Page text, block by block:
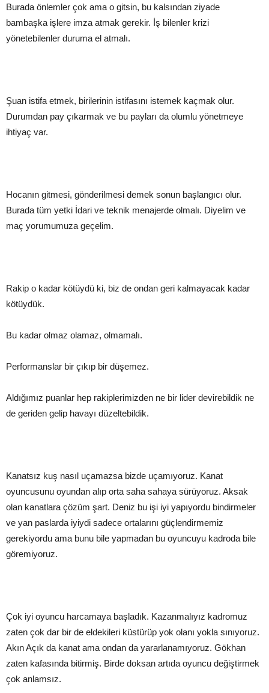
Burada önlemler çok ama o gitsin, bu kalsından ziyade
bambaşka işlere imza atmak gerekir. İş bilenler krizi
yönetebilenler duruma el atmalı.
Şuan istifa etmek, birilerinin istifasını istemek kaçmak olur.
Durumdan pay çıkarmak ve bu payları da olumlu yönetmeye
ihtiyaç var.
Hocanın gitmesi, gönderilmesi demek sonun başlangıcı olur.
Burada tüm yetki İdari ve teknik menajerde olmalı. Diyelim ve
maç yorumumuza geçelim.
Rakip o kadar kötüydü ki, biz de ondan geri kalmayacak kadar
kötüydük.
Bu kadar olmaz olamaz, olmamalı.
Performanslar bir çıkıp bir düşemez.
Aldığımız puanlar hep rakiplerimizden ne bir lider devirebildik ne
de geriden gelip havayı düzeltebildik.
Kanatsız kuş nasıl uçamazsa bizde uçamıyoruz. Kanat
oyuncusunu oyundan alıp orta saha sahaya sürüyoruz. Aksak
olan kanatlara çözüm şart. Deniz bu işi iyi yapıyordu bindirmeler
ve yan paslarda iyiydi sadece ortalarını güçlendirmemiz
gerekiyordu ama bunu bile yapmadan bu oyuncuyu kadroda bile
göremiyoruz.
Çok iyi oyuncu harcamaya başladık. Kazanmalıyız kadromuz
zaten çok dar bir de eldekileri küstürüp yok olanı yokla sınıyoruz.
Akın Açık da kanat ama ondan da yararlanamıyoruz. Gökhan
zaten kafasında bitirmiş. Birde doksan artıda oyuncu değiştirmek
çok anlamsız.